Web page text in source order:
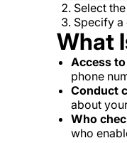
Select the
Specify a
What
Access
phone
Conduct
about
Who
who